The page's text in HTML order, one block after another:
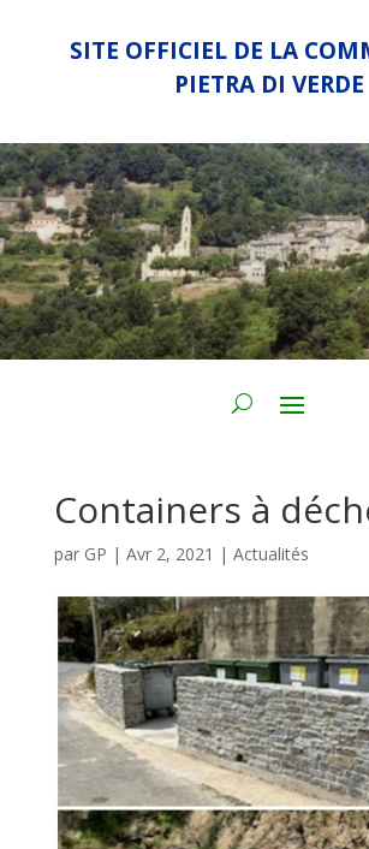
SITE OFFICIEL DE LA
PIETRA DI VERDE
Containers à
par GP | Avr 2, 2021 | Actualités